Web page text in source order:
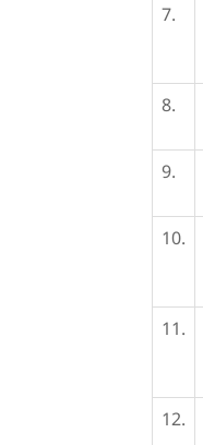
7.
8.
9.
10.
11.
12.